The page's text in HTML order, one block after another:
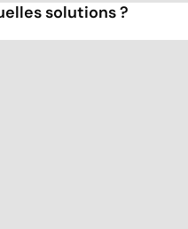
solutions ?